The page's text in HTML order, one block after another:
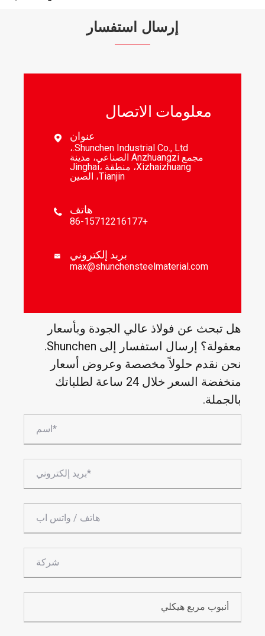
إرسال استفسار
معلومات الاتصال
 عنوان
Shunchen Industrial Co., Ltd.،
مجمع Anzhuangzi الصناعي، مدينة
Xizhaizhuang، منطقة Jinghai،
Tianjin، الصين
 هاتف
+86-15712216177
 بريد إلكتروني
max@shunchensteelmaterial.com
هل تبحث عن فولاذ عالي الجودة وبأسعار
معقولة؟ إرسال استفسار إلى Shunchen.
نحن نقدم حلولاً مخصصة وعروض أسعار
منخفضة السعر خلال 24 ساعة لطلباتك
بالجملة.